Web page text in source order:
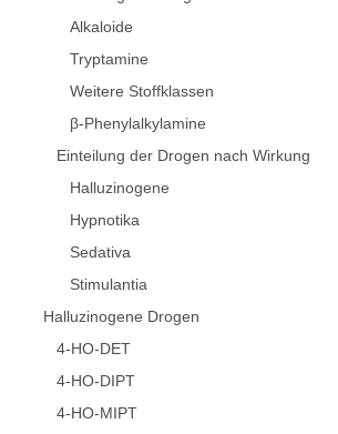
Alkaloide
Tryptamine
Weitere Stoffklassen
β-Phenylalkylamine
Einteilung der Drogen nach Wirkung
Halluzinogene
Hypnotika
Sedativa
Stimulantia
Halluzinogene Drogen
4-HO-DET
4-HO-DIPT
4-HO-MIPT